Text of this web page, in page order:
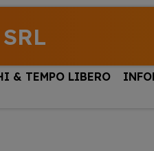
& TEMPO LIBERO